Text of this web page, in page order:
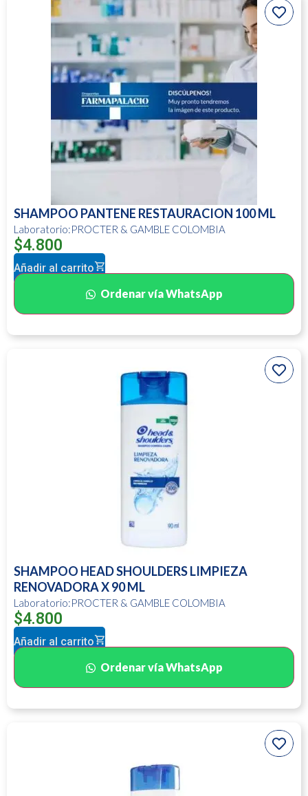
SHAMPOO PANTENE RESTAURACION 100 ML
Laboratorio:PROCTER & GAMBLE COLOMBIA
$4.800
Añadir al carrito
Ordenar vía WhatsApp
SHAMPOO HEAD SHOULDERS LIMPIEZA
RENOVADORA X 90 ML
Laboratorio:PROCTER & GAMBLE COLOMBIA
$4.800
Añadir al carrito
Ordenar vía WhatsApp